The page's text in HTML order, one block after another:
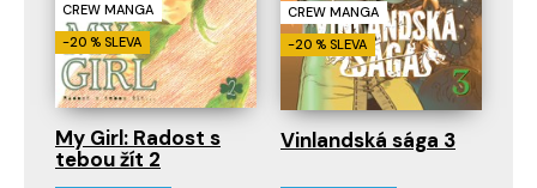
CREW MANGA
-20 % SLEVA
My Girl: Radost s
tebou žít 2
CREW MANGA
-20 % SLEVA
Vinlandská sága 3